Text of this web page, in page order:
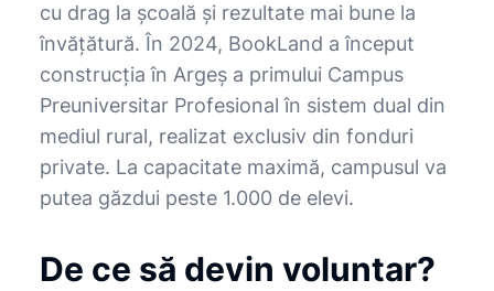
cu drag la școală și rezultate mai bune la
învățătură. În 2024, BookLand a început
construcția în Argeș a primului Campus
Preuniversitar Profesional în sistem dual din
mediul rural, realizat exclusiv din fonduri
private. La capacitate maximă, campusul va
putea găzdui peste 1.000 de elevi.
De ce să devin voluntar?